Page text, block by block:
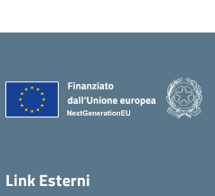
Link Esterni